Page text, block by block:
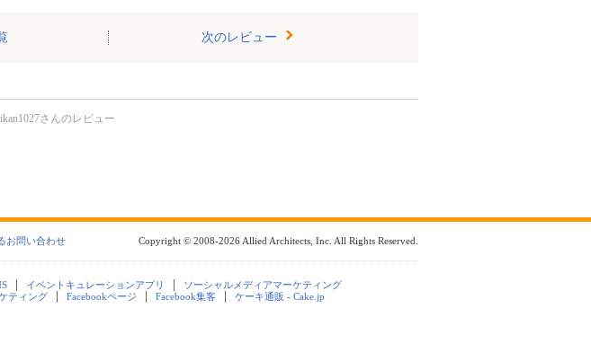
次のレビュー
さんのレビュー
お問い合わせ Copyright © 2008-2026 Allied Architects, Inc. All Rights Reserved.
イベントキュレーションアプリ
ソーシャルメディアマーケティング
ティング Facebookページ Facebook集客 ケーキ通販 - Cake.jp